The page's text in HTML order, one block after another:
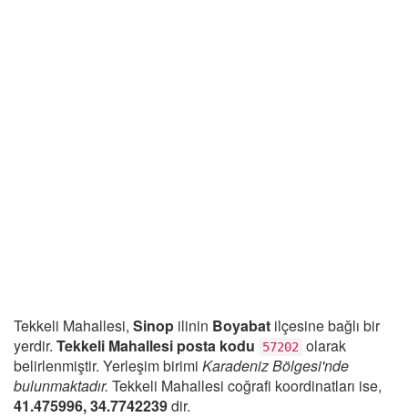
Tekkeli Mahallesi, Sinop ilinin Boyabat ilçesine bağlı bir
yerdir. Tekkeli Mahallesi posta kodu 57202 olarak
belirlenmiştir. Yerleşim birimi Karadeniz Bölgesi'nde
bulunmaktadır. Tekkeli Mahallesi coğrafi koordinatları ise,
41.475996, 34.7742239dir.